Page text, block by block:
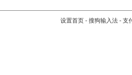
设置首页 - 搜狗输入法 - 支